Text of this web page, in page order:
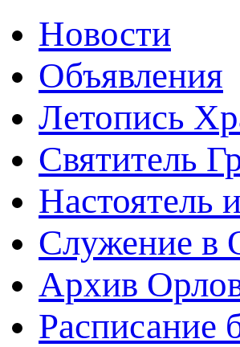
Новости
Объявления
Летопись
Святитель
Настоятель
Служение в
Архив
Расписание